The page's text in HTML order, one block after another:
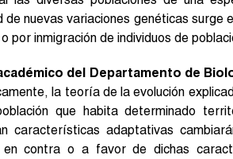
de nuevas variaciones genéticas
por inmigración de individuos de
del Departamento de
la teoría de la evolución
que habita determinado
características adaptativas
en contra o a favor de dichas